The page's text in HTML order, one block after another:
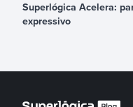
Superlógica Acelera:
expressivo